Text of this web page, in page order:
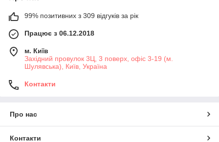
99% позитивних з 309 відгуків за рік
Працює з 06.12.2018
м. Київ
Західний провулок 3Ц, 3 поверх, офіс 3-19 (м.
Шулявська), Київ, Україна
Контакти
Про нас
Контакти